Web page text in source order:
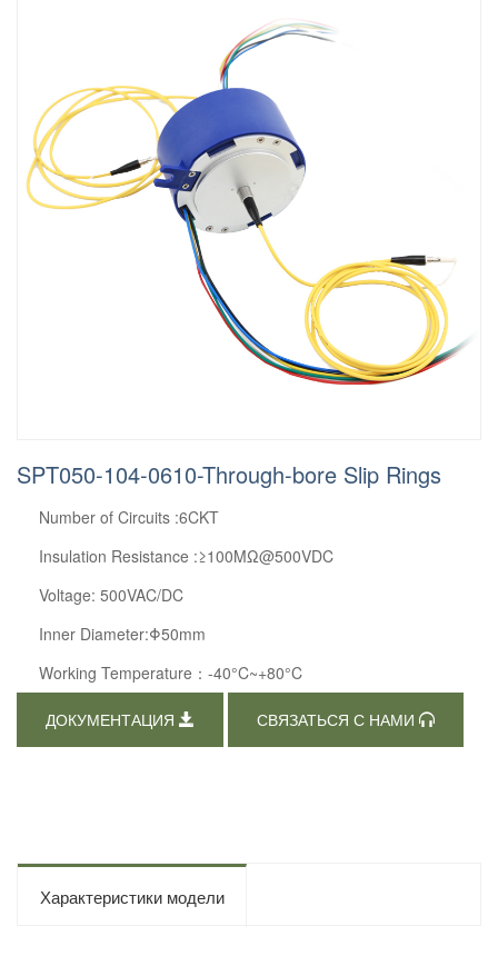
SPT050-104-0610-Through-bore Slip Rings
Number of Circuits :6CKT
Insulation Resistance :≥100MΩ@500VDC
Voltage: 500VAC/DC
Inner Diameter:Φ50mm
Working Temperature：-40°C~+80°C
ДОКУМЕНТАЦИЯ СВЯЗАТЬСЯ С НАМИ
Характеристики модели